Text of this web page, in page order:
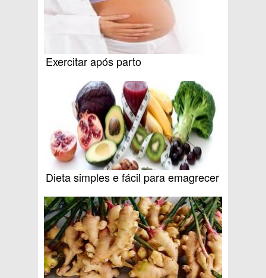
Exercitar após parto
Dieta simples e fácil para emagrecer